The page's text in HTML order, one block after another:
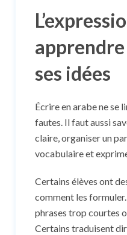
ses idées
Écrire en arabe ne se
fautes. Il faut aussi
claire, organiser un
vocabulaire et
Certains élèves ont
comment les
phrases trop courtes
Certains traduisent